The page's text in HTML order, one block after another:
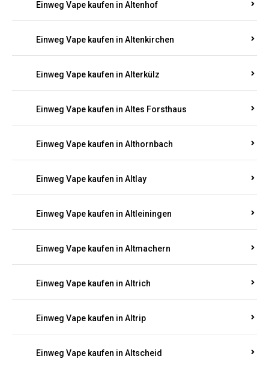
Einweg Vape kaufen in Altenhof
Einweg Vape kaufen in Altenkirchen
Einweg Vape kaufen in Alterkülz
Einweg Vape kaufen in Altes Forsthaus
Einweg Vape kaufen in Althornbach
Einweg Vape kaufen in Altlay
Einweg Vape kaufen in Altleiningen
Einweg Vape kaufen in Altmachern
Einweg Vape kaufen in Altrich
Einweg Vape kaufen in Altrip
Einweg Vape kaufen in Altscheid